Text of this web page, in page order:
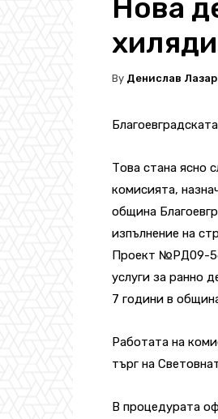
Нова
By Денислав
Това стана ясно
комисията,
община
изпълнение на
Проект №РД09-
услуги за ранно
7 години в
Работата на
търг на
В процедурата